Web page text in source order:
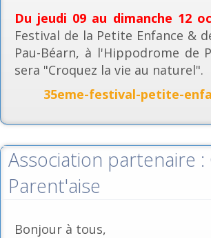
Du jeudi 09 au dimanche 12
Festival de la Petite Enfance &
Pau-Béarn, à l'Hippodrome de
sera "Croquez la vie au naturel".
35eme-festival-petite-
Association partenaire
Parent'aise
Bonjour à tous,